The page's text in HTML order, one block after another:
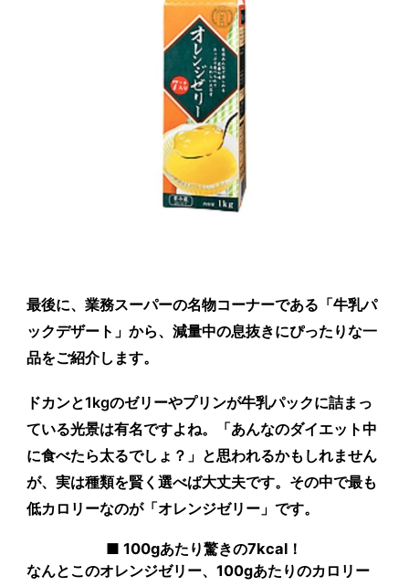
最後に、業務スーパーの名物コーナーである「牛乳パ
ックデザート」から、減量中の息抜きにぴったりな一
品をご紹介します。
ドカンと1kgのゼリーやプリンが牛乳パックに詰まっ
ている光景は有名ですよね。「あんなのダイエット中
に食べたら太るでしょ？」と思われるかもしれません
が、実は種類を賢く選べば大丈夫です。その中で最も
低カロリーなのが「オレンジゼリー」です。
■ 100gあたり驚きの7kcal！
なんとこのオレンジゼリー、100gあたりのカロリー